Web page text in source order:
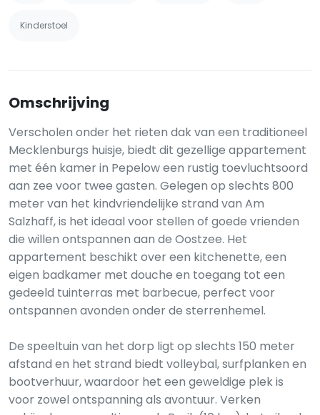
Kinderstoel
Omschrijving
Verscholen onder het rieten dak van een traditioneel
Mecklenburgs huisje, biedt dit gezellige appartement
met één kamer in Pepelow een rustig toevluchtsoord
aan zee voor twee gasten. Gelegen op slechts 800
meter van het kindvriendelijke strand van Am
Salzhaff, is het ideaal voor stellen of goede vrienden
die willen ontspannen aan de Oostzee. Het
appartement beschikt over een kitchenette, een
eigen badkamer met douche en toegang tot een
gedeeld tuinterras met barbecue, perfect voor
ontspannen avonden onder de sterrenhemel.
De speeltuin van het dorp ligt op slechts 150 meter
afstand en het strand biedt volleybal, surfplanken en
bootverhuur, waardoor het een geweldige plek is
voor zowel ontspanning als avontuur. Verken